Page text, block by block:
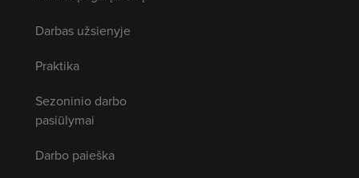
Darbas užsienyje
Praktika
Sezoninio darbo
pasiūlymai
Darbo paieška